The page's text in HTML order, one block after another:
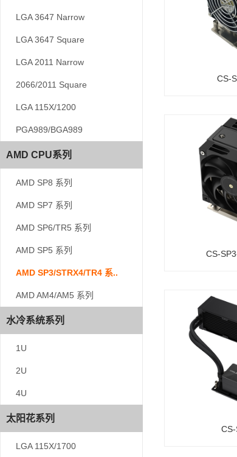
LGA 3647 Narrow
LGA 3647 Square
LGA 2011 Narrow
2066/2011 Square
LGA 115X/1200
PGA989/BGA989
AMD CPU系列
AMD SP8 系列
AMD SP7 系列
AMD SP6/TR5 系列
AMD SP5 系列
AMD SP3/STRX4/TR4 系..
AMD AM4/AM5 系列
水冷系统系列
1U
2U
4U
太阳花系列
LGA 115X/1700
LGA 3647 Narrow
LGA 3647 Square
LGA 2011 Narrow
2066/2011 Square
LGA 115X/1200
PGA989/BGA989
AMD CPU系列
AMD SP8 系列
AMD SP7 系列
AMD SP6/TR5 系列
AMD SP5 系列
AMD SP3/STRX4/TR4 系..
AMD AM4/AM5 系列
水冷系统系列
1U
2U
4U
太阳花系列
LGA 115X/1700
CS-
CS-